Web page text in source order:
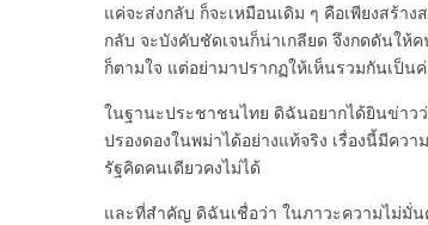
แค่จะส่งกลับ ก็จะเหมือนเดิม ๆ คือเพียงสร้า
กลับ จะบังคับชัดเจนก็น่าเกลียด จึงกดดันให้
ก็ตามใจ แต่อย่ามาปรากฏให้เห็นรวมกันเป็นค่
ในฐานะประชาชนไทย ดิฉันอยากได้ยินข่าว
ปรองดองในพม่าได้อย่างแท้จริง เรื่องนี้มีคว
รัฐคิดคนเดียวคงไม่ได้
และที่สำคัญ ดิฉันเชื่อว่า ในภาวะความไม่มั่